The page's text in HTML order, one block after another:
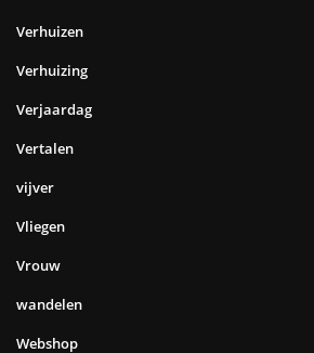
Verhuizen
Verhuizing
Verjaardag
Vertalen
vijver
Vliegen
Vrouw
wandelen
Webshop